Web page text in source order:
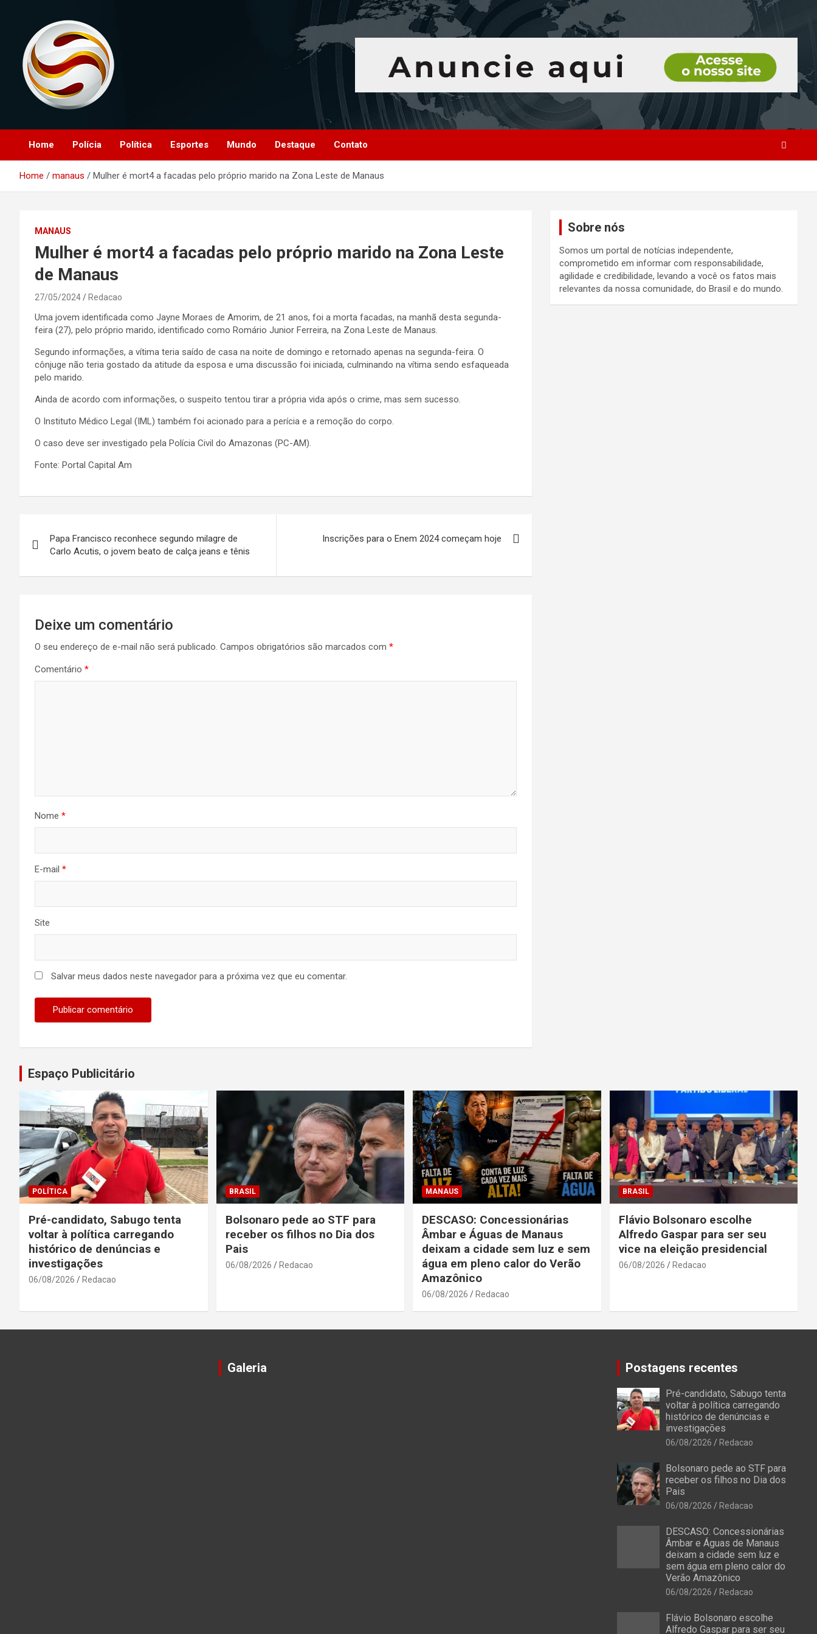
Portal Monitoramento
Home Polícia Política Esportes Mundo Destaque Contato
Home manaus Mulher é mort4 a facadas pelo próprio marido na Zona Leste de Manaus
MANAUS
Mulher é mort4 a facadas pelo próprio marido na Zona Leste
de Manaus
27/05/2024 Redacao
Uma jovem identificada como Jayne Moraes de Amorim, de 21 anos, foi a morta facadas, na manhã desta segunda-
feira (27), pelo próprio marido, identificado como Romário Junior Ferreira, na Zona Leste de Manaus.
Segundo informações, a vítima teria saído de casa na noite de domingo e retornado apenas na segunda-feira. O
cônjuge não teria gostado da atitude da esposa e uma discussão foi iniciada, culminando na vítima sendo esfaqueada
pelo marido.
Ainda de acordo com informações, o suspeito tentou tirar a própria vida após o crime, mas sem sucesso.
O Instituto Médico Legal (IML) também foi acionado para a perícia e a remoção do corpo.
O caso deve ser investigado pela Polícia Civil do Amazonas (PC-AM).
Fonte: Portal Capital Am
de
Post
Papa Francisco reconhece segundo milagre de
Carlo Acutis, o jovem beato de calça jeans e tênis
Inscrições para o Enem 2024 começam hoje
Deixe um comentário
O seu endereço de e-mail não será publicado. Campos obrigatórios são marcados com *
Comentário *
Nome *
E-mail *
Site
Salvar meus dados neste navegador para a próxima vez que eu comentar.
Sobre nós
Somos um portal de notícias independente,
comprometido em informar com responsabilidade,
agilidade e credibilidade, levando a você os fatos mais
relevantes da nossa comunidade, do Brasil e do mundo.
Espaço Publicitário
POLÍTICA
Pré-candidato, Sabugo tenta
voltar à política carregando
histórico de denúncias e
investigações
06/08/2026 Redacao
BRASIL
Bolsonaro pede ao STF para
receber os filhos no Dia dos
Pais
06/08/2026 Redacao
MANAUS
DESCASO: Concessionárias
Âmbar e Águas de Manaus
deixam a cidade sem luz e sem
água em pleno calor do Verão
Amazônico
06/08/2026 Redacao
BRASIL
Flávio Bolsonaro escolhe
Alfredo Gaspar para ser seu
vice na eleição presidencial
06/08/2026 Redacao
Galeria Postagens recentes
Pré-candidato, Sabugo tenta
voltar à política carregando
histórico de denúncias e
investigações
06/08/2026 Redacao
Bolsonaro pede ao STF para
receber os filhos no Dia dos
Pais
06/08/2026 Redacao
DESCASO: Concessionárias
Âmbar e Águas de Manaus
deixam a cidade sem luz e
sem água em pleno calor do
Verão Amazônico
06/08/2026 Redacao
Flávio Bolsonaro escolhe
Alfredo Gaspar para ser seu